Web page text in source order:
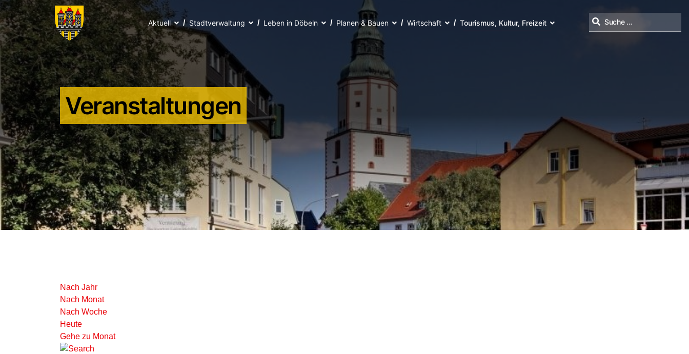
Aktuell Stadtverwaltung Leben in Döbeln Planen & Bauen Wirtschaft Tourismus, Kultur, Freizeit
Veranstaltungen
Nach Jahr
Nach Monat
Nach Woche
Heute
Gehe zu Monat